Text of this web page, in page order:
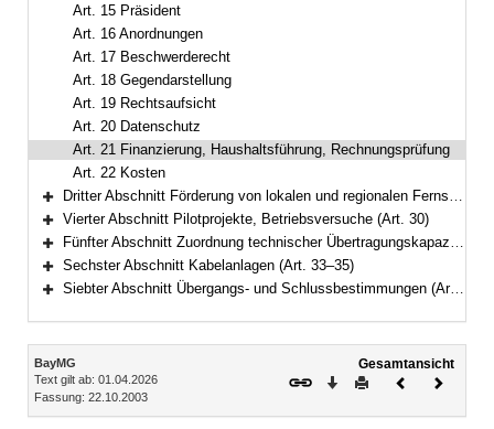
Art. 15 Präsident
Art. 16 Anordnungen
Art. 17 Beschwerderecht
Art. 18 Gegendarstellung
Art. 19 Rechtsaufsicht
Art. 20 Datenschutz
Art. 21 Finanzierung, Haushaltsführung, Rechnungsprüfung
Art. 22 Kosten
Bereich erweitern
Dritter Abschnitt Förderung von lokalen und regionalen Fernsehangeboten, Organisation und Zulässigkeit von Rundfunkprogrammen (Art. 23–29)
Bereich erweitern
Vierter Abschnitt Pilotprojekte, Betriebsversuche (Art. 30)
Bereich erweitern
Fünfter Abschnitt Zuordnung technischer Übertragungskapazitäten (Art. 31–32)
Bereich erweitern
Sechster Abschnitt Kabelanlagen (Art. 33–35)
Siebter Abschnitt Übergangs- und Schlussbestimmungen (Art. 36–39)
Inhalt
BayMG
Text gilt ab: 01.04.2026
Fassung: 22.10.2003
Gesamtansicht
Download
DruckenVorheriges